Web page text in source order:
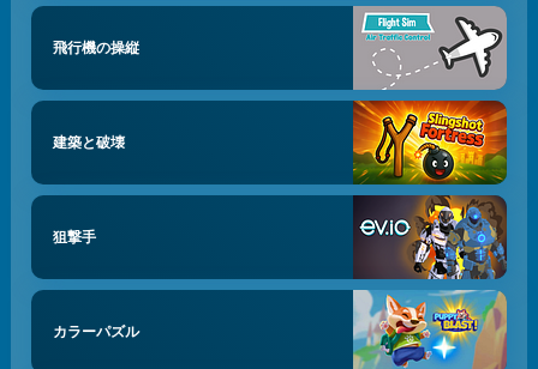
飛行機の操縦
建築と破壊
狙撃手
カラーパズル